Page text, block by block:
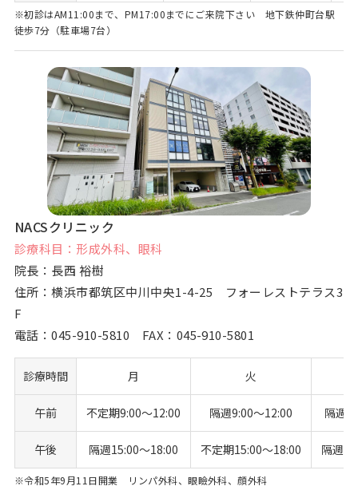
※初診はAM11:00まで、PM17:00までにご来院下さい 地下鉄仲町台駅
徒歩7分（駐車場7台）
NACSクリニック
診療科目：形成外科、眼科
院長：長西 裕樹
住所：横浜市都筑区中川中央1-4-25 フォーレストテラス3
F
電話：045-910-5810 FAX：045-910-5801
診療時間 月 火
午前 不定期9:00〜12:00 隔週9:00〜12:00 隔週
午後 隔週15:00〜18:00 不定期15:00〜18:00 隔週
※令和5年9月11日開業 リンパ外科、眼瞼外科、顔外科